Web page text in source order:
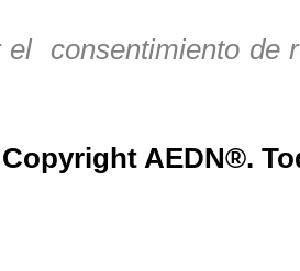
el consentimiento de
Copyright AEDN®.